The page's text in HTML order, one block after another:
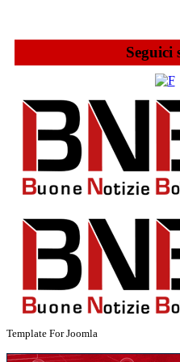
Seguici
Template For Joomla